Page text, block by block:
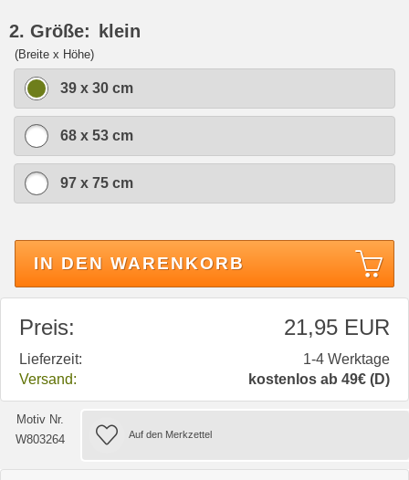
2. Größe: klein
(Breite x Höhe)
39 x 30 cm
68 x 53 cm
97 x 75 cm
IN DEN WARENKORB
Preis: 21,95 EUR
Lieferzeit:
1-4 Werktage
Versand:
kostenlos ab 49€ (D)
Motiv Nr.
W803264